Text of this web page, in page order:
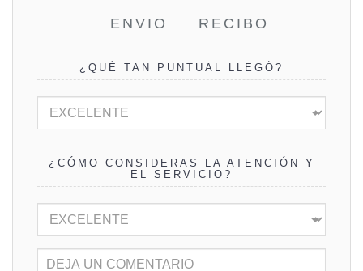
ENVIO RECIBO
¿QUÉ TAN PUNTUAL LLEGÓ?
¿CÓMO CONSIDERAS LA ATENCIÓN Y
EL SERVICIO?